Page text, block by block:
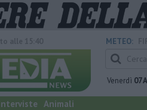
METEO:
Venerdì 07
Animali